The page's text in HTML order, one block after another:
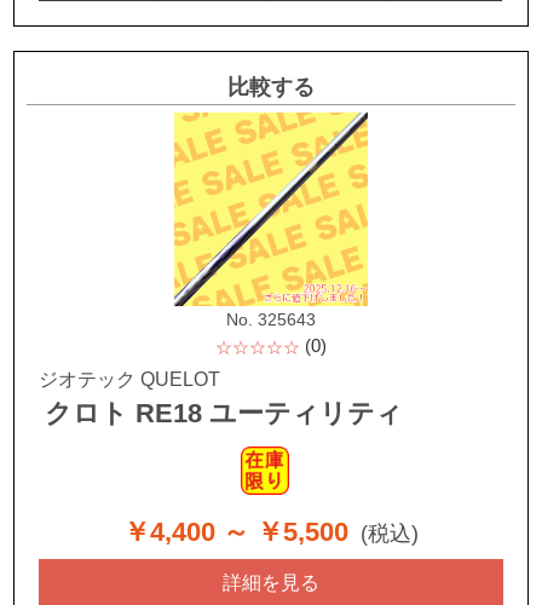
比較する
No. 325643
☆☆☆☆☆ (0)
ジオテック QUELOT
クロト RE18 ユーティリティ
￥4,400 ～ ￥5,500 (税込)
詳細を見る